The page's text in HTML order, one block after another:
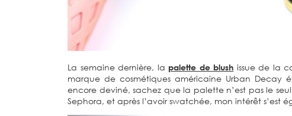
La semaine dernière, la palette de blush issue de la
marque de cosmétiques américaine Urban Decay
encore deviné, sachez que la palette n’est pas le
Sephora, et après l’avoir swatchée, mon intérêt s’est